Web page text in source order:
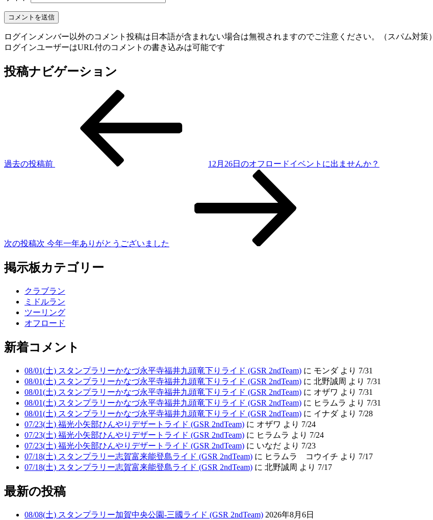
ログインメンバー以外のコメント投稿は日本語が含まれない場合は無視されますのでご注意ください。（スパム対策）
ログインユーザーはURL付のコメントの書き込みは可能です
投稿ナビゲーション
過去の投稿前 12月26日のオフロードイベントに出ませんか？
次の投稿次 今年一年ありがとうございました
掲示板カテゴリー
クラブラン
ミドルラン
ツーリング
オフロード
新着コメント
08/01(土) スタンプラリーかなづ永平寺福井九頭竜下りライド (GSR 2ndTeam) に モンダ より 7/31
08/01(土) スタンプラリーかなづ永平寺福井九頭竜下りライド (GSR 2ndTeam) に 北野誠周 より 7/31
08/01(土) スタンプラリーかなづ永平寺福井九頭竜下りライド (GSR 2ndTeam) に オザワ より 7/31
08/01(土) スタンプラリーかなづ永平寺福井九頭竜下りライド (GSR 2ndTeam) に ヒラムラ より 7/31
08/01(土) スタンプラリーかなづ永平寺福井九頭竜下りライド (GSR 2ndTeam) に イナダ より 7/28
07/23(土) 福光小矢部ひんやりデザートライド (GSR 2ndTeam) に オザワ より 7/24
07/23(土) 福光小矢部ひんやりデザートライド (GSR 2ndTeam) に ヒラムラ より 7/24
07/23(土) 福光小矢部ひんやりデザートライド (GSR 2ndTeam) に いなだ より 7/23
07/18(土) スタンプラリー志賀富来能登島ライド (GSR 2ndTeam) に ヒラムラ コウイチ より 7/17
07/18(土) スタンプラリー志賀富来能登島ライド (GSR 2ndTeam) に 北野誠周 より 7/17
最新の投稿
08/08(土) スタンプラリー加賀中央公園-三國ライド (GSR 2ndTeam) 2026年8月6日